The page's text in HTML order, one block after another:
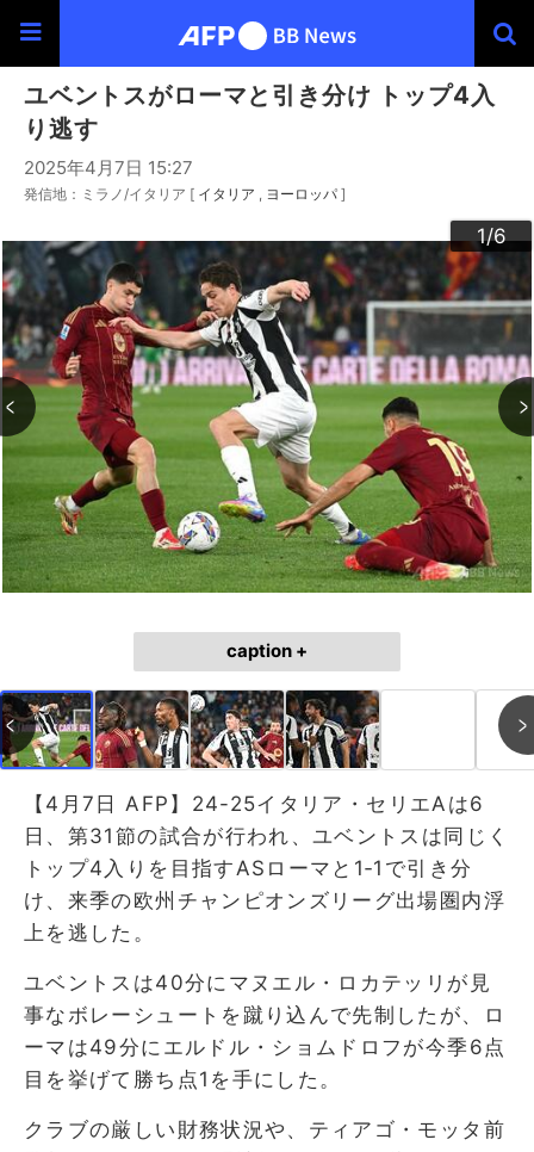
ユベントスがローマと引き分け トップ4入
り逃す
2025年4月7日 15:27
発信地：ミラノ/イタリア [ イタリア ヨーロッパ ]
1/6
2/6
3/6
4/6
5/6
6/6
caption +
【4月7日 AFP】24-25イタリア・セリエAは6
日、第31節の試合が行われ、ユベントスは同じく
トップ4入りを目指すASローマと1‐1で引き分
け、来季の欧州チャンピオンズリーグ出場圏内浮
上を逃した。
ユベントスは40分にマヌエル・ロカテッリが見
事なボレーシュートを蹴り込んで先制したが、ロ
ーマは49分にエルドル・ショムドロフが今季6点
目を挙げて勝ち点1を手にした。
クラブの厳しい財務状況や、ティアゴ・モッタ前